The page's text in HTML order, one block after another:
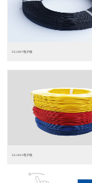
UL1007电子线
UL1061电子线